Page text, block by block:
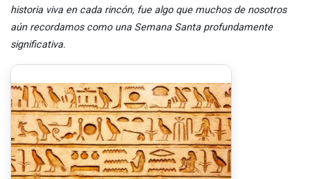
historia viva en cada rincón, fue algo que muchos de nosotros
aún recordamos como una Semana Santa profundamente
significativa.